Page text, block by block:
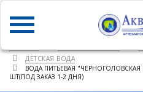
ДЕТСКАЯ ВОДА
ВОДА ПИТЬЕВАЯ "ЧЕРНОГОЛОВСКАЯ
ШТ(ПОД ЗАКАЗ 1-2 ДНЯ)